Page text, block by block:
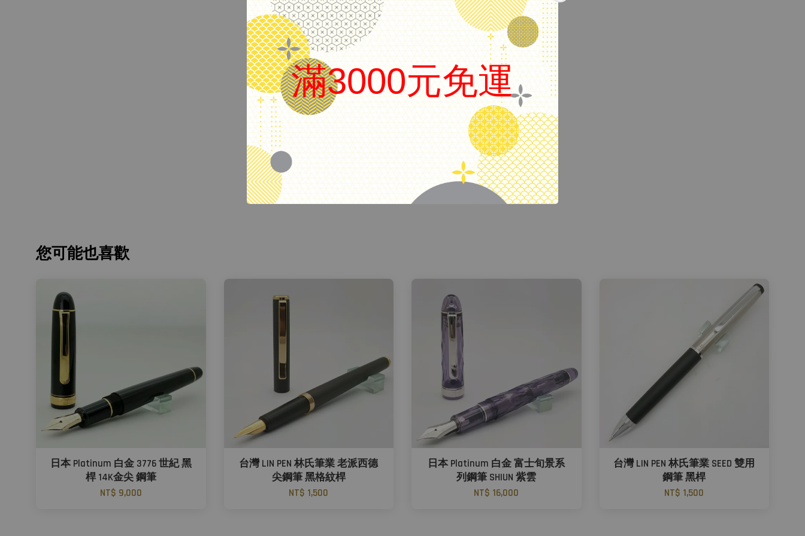
滿3000元免運
.
日本 Platinum 白金
品名
黑直條書法尖鋼筆
筆尖
書法尖
上墨方式
吸卡兩用
備註
附卡水、盒子
您可能也喜歡
日本 Platinum 白金 3776 世紀 黑
桿 14K金尖 鋼筆
NT$ 9,000
台灣 LIN PEN 林氏筆業 老派西德
尖鋼筆 黑格紋桿
NT$ 1,500
日本 Platinum 白金 富士旬景系
列鋼筆 SHIUN 紫雲
NT$ 16,000
台灣 LIN PEN 林氏筆業 SEED 雙用
鋼筆 黑桿
NT$ 1,500